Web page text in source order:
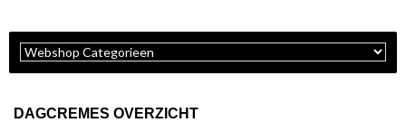
DAGCREMES OVERZICHT